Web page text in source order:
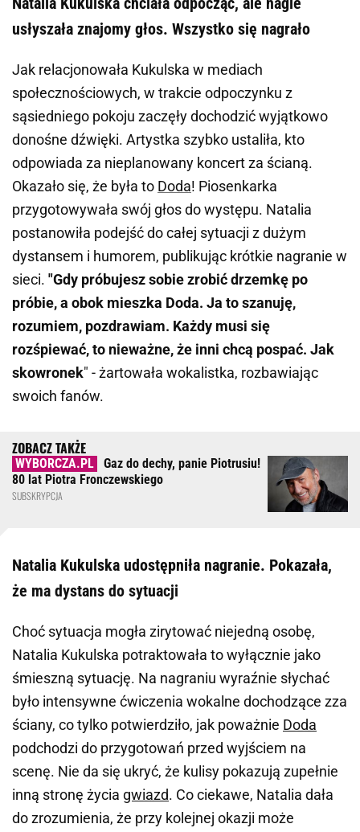
usłyszała znajomy głos. Wszystko się nagrało
Jak relacjonowała Kukulska w mediach
społecznościowych, w trakcie odpoczynku z
sąsiedniego pokoju zaczęły dochodzić wyjątkowo
donośne dźwięki. Artystka szybko ustaliła, kto
odpowiada za nieplanowany koncert za ścianą.
Okazało się, że była to Doda! Piosenkarka
przygotowywała swój głos do występu. Natalia
postanowiła podejść do całej sytuacji z dużym
dystansem i humorem, publikując krótkie nagranie w
sieci. "Gdy próbujesz sobie zrobić drzemkę po
próbie, a obok mieszka Doda. Ja to szanuję,
rozumiem, pozdrawiam. Każdy musi się
rozśpiewać, to nieważne, że inni chcą pospać. Jak
skowronek" - żartowała wokalistka, rozbawiając
swoich fanów.
Gaz do dechy, panie Piotrusiu!
80 lat Piotra Fronczewskiego
SUBSKRYPCJA
Natalia Kukulska udostępniła nagranie. Pokazała,
że ma dystans do sytuacji
Choć sytuacja mogła zirytować niejedną osobę,
Natalia Kukulska potraktowała to wyłącznie jako
śmieszną sytuację. Na nagraniu wyraźnie słychać
było intensywne ćwiczenia wokalne dochodzące zza
ściany, co tylko potwierdziło, jak poważnie Doda
podchodzi do przygotowań przed wyjściem na
scenę. Nie da się ukryć, że kulisy pokazują zupełnie
inną stronę życia gwiazd. Co ciekawe, Natalia dała
do zrozumienia, że przy kolejnej okazji może